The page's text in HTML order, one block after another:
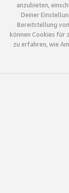
anzubieten,
Deiner
Bereitstellung
können Cookies für
zu erfahren, wie